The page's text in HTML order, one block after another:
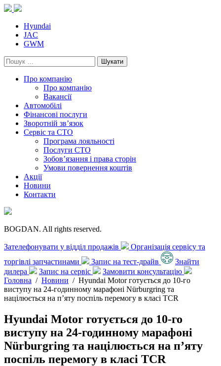
Skip
contentHyundai
JAC
GWM
Пошук:
Про компанію
Про компанію
Вакансії
Автомобілі
Фінансові послуги
Зворотній зв’язок
Cервіс та СТО
Програма лояльності
Послуги СТО
Зобов’язання і права сторін
Умови повернення коштів
Акції
Новини
Контакти
BOGDAN. All rights reserved.
Зателефонувати у відділ продажів
Організація сервісу та
торгівлі запчастинами
Запис на тест-драйв
Знайти
дилера
Запис на сервіс
Замовити консультацію
Головна / Новини / Hyundai Motor готується до 10-го
виступу на 24-годинному марафоні Nürburgring та
націлюється на п’яту поспіль перемогу в класі TCR
Hyundai Motor готується до 10-го
виступу на 24-годинному марафоні
Nürburgring та націлюється на п’яту
поспіль перемогу в класі TCR